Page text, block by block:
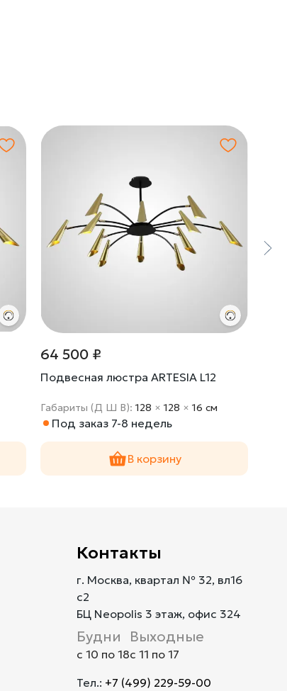
64 500 ₽
Подвесная люстра ARTESIA L12
Габариты (Д Ш В):128 ×128 ×16 cм
Под заказ 7-8 недель
В корзину
Контакты
г. Москва, квартал № 32, вл16
с2
БЦ Neopolis 3 этаж, офис 324
Будни
с 10 по 18
Выходные
с 11 по 17
Тел.: +7 (499) 229-59-00